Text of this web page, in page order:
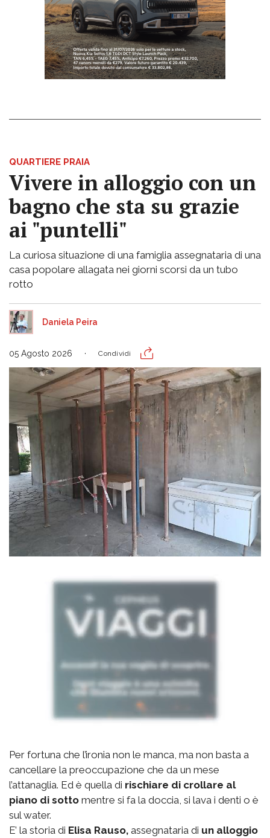
QUARTIERE PRAIA
Vivere in alloggio con un
bagno che sta su grazie
ai "puntelli"
La curiosa situazione di una famiglia assegnataria di una
casa popolare allagata nei giorni scorsi da un tubo
rotto
Daniela Peira
05 Agosto 2026 Condividi
Per fortuna che l’ironia non le manca, ma non basta a
cancellare la preoccupazione che da un mese
l’attanaglia. Ed è quella di rischiare di crollare al
piano di sotto mentre si fa la doccia, si lava i denti o è
sul water.
E’ la storia di Elisa Rauso, assegnataria di un alloggio